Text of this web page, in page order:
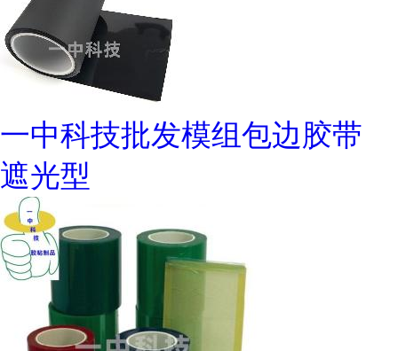
一中科技批发模组包边胶带
遮光型